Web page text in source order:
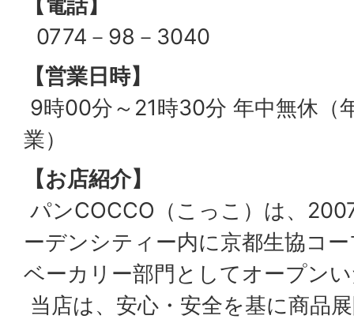
【電話】
0774－98－3040
【営業日時】
9時00分～21時30分 年中無休（
業）
【お店紹介】
パンCOCCO（こっこ）は、
ーデンシティー内に京都生協コ
ベーカリー部門としてオープン
当店は、安心・安全を基に商品